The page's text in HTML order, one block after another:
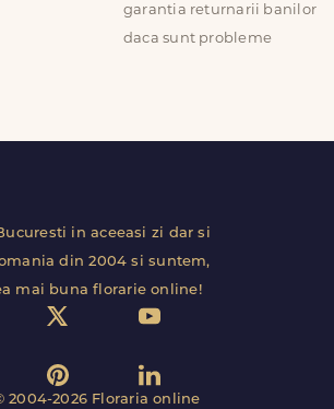
garantia returnarii banilor
daca sunt probleme
in aceeasi zi dar si
din 2004 si suntem,
mai buna florarie online!
2004-2026 Floraria online